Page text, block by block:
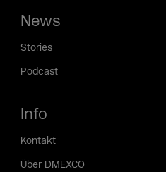
News
Stories
Podcast
Info
Kontakt
Über DMEXCO